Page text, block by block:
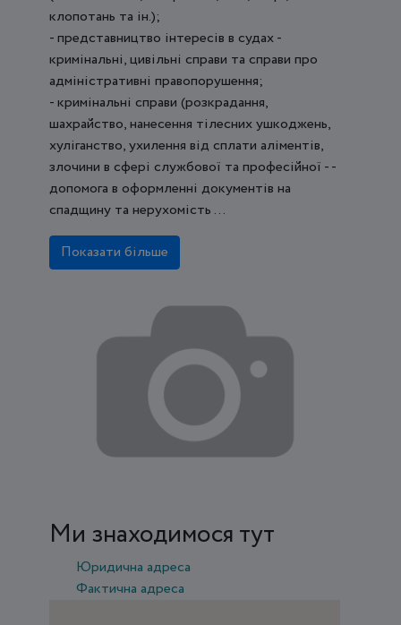
клопотань та ін.);
- представництво інтересів в судах -
кримінальні, цивільні справи та справи про
адміністративні правопорушення;
- кримінальні справи (розкрадання,
шахрайство, нанесення тілесних ушкоджень,
хуліганство, ухилення від сплати аліментів,
злочини в сфері службової та професійної - -
допомога в оформленні документів на
спадщину та нерухомість ...
Показати більше
Ми знаходимося тут
Юридична адреса
Фактична адреса